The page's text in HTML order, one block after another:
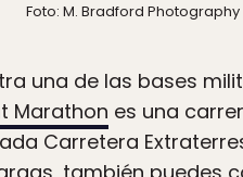
Foto: M. Bradford
una de las bases
Marathon es una
Carretera